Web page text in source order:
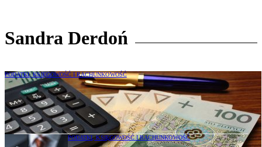
Sandra Derdoń
PODATKI, KSIĘGOWOŚĆ I RACHUNKOWOŚĆ
Podatek u źródła – nowe zasady po długo
wyczekiwanych zmianach
PODATKI, KSIĘGOWOŚĆ I RACHUNKOWOŚĆ